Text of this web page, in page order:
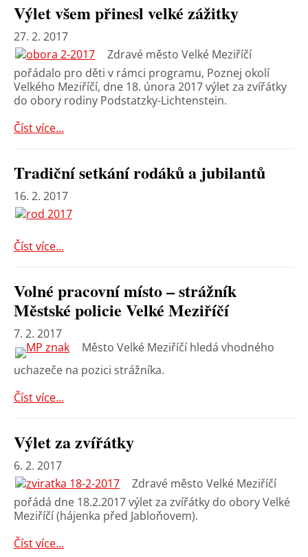
Výlet všem přinesl velké zážitky
27. 2. 2017
Zdravé město Velké Meziříčí
pořádalo pro děti v rámci programu, Poznej okolí
Velkého Meziříčí, dne 18. února 2017 výlet za zvířátky
do obory rodiny Podstatzky-Lichtenstein.
Číst více...
Tradiční setkání rodáků a jubilantů
16. 2. 2017
Číst více...
Volné pracovní místo – strážník
Městské policie Velké Meziříčí
7. 2. 2017
Město Velké Meziříčí hledá vhodného
uchazeče na pozici strážníka.
Číst více...
Výlet za zvířátky
6. 2. 2017
Zdravé město Velké Meziříčí
pořádá dne 18.2.2017 výlet za zvířátky do obory Velké
Meziříčí (hájenka před Jabloňovem).
Číst více...